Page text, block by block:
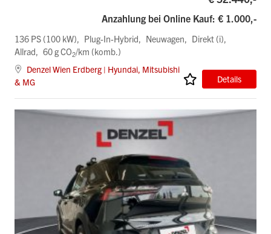
Anzahlung bei Online Kauf: € 1.000,-
136 PS (100 kW) Plug-In-Hybrid Neuwagen
Direkt (i)
Allrad
60 g CO2/km (komb.)
Denzel Wien Erdberg | Hyundai, Mitsubishi
& MG
Details